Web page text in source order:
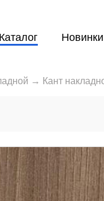
Каталог Новинки
→ Кант